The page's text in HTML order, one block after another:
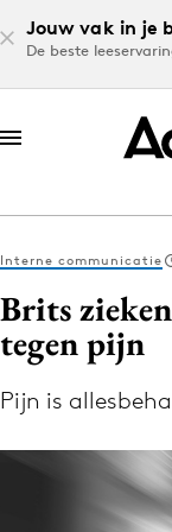
Jouw vak in je
De beste
Log in
Volg het
Interne communicatie
Brits
tegen pijn
Pijn is